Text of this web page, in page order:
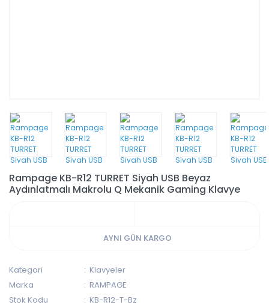
Rampage KB-R12 TURRET Siyah USB Beyaz
Aydınlatmalı Makrolu Q Mekanik Gaming Klavye
AYNI GÜN KARGO
Kategori
Klavyeler
Marka
RAMPAGE
Stok Kodu
KB-R12-T-Bz